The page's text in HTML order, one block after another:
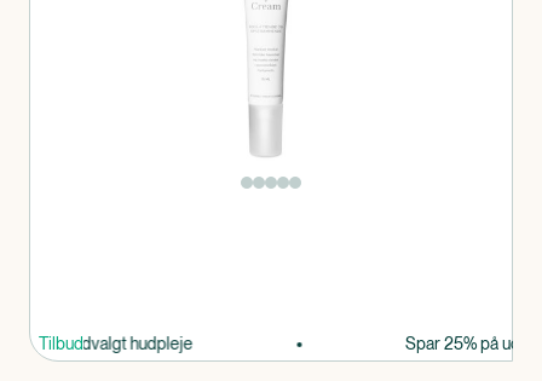
Tilbud
på udvalgt hudpleje Spar 25% på